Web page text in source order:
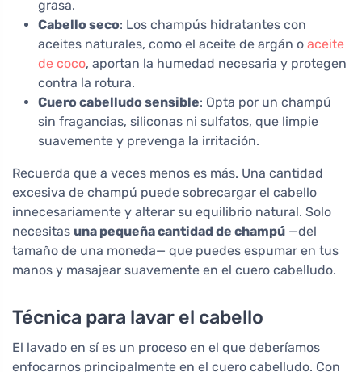
grasa.
Cabello seco: Los champús hidratantes con
aceites naturales, como el aceite de argán o aceite
de coco, aportan la humedad necesaria y protegen
contra la rotura.
Cuero cabelludo sensible: Opta por un champú
sin fragancias, siliconas ni sulfatos, que limpie
suavemente y prevenga la irritación.
Recuerda que a veces menos es más. Una cantidad
excesiva de champú puede sobrecargar el cabello
innecesariamente y alterar su equilibrio natural. Solo
necesitas una pequeña cantidad de champú —del
tamaño de una moneda— que puedes espumar en tus
manos y masajear suavemente en el cuero cabelludo.
Técnica para lavar el cabello
El lavado en sí es un proceso en el que deberíamos
enfocarnos principalmente en el cuero cabelludo. Con